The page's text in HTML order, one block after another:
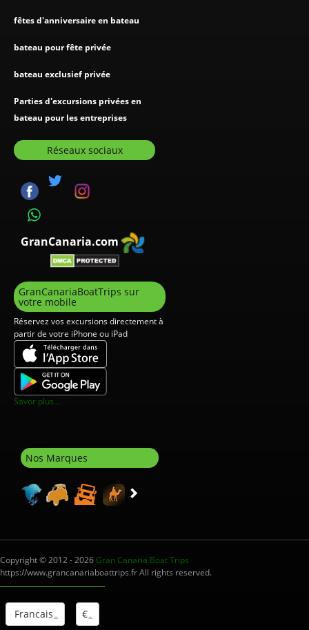
fêtes d'anniversaire en bateau
bateau pour fête privée
bateau exclusief privée
Parties d'excursions privées en
bateau pour les entreprises
Réseaux sociaux
GranCanaria.com
GranCanariaBoatTrips sur
votre mobile
Réservez vos excursions directement à
partir de votre iPhone ou iPad
Savor plus...
Nos Marques
Copyright © 2012 - 2026Gran Canaria Boat Trips
https://www.grancanariaboattrips.fr All rights reserved.
Francais €